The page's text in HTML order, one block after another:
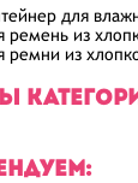
для
ремень из
ремни из